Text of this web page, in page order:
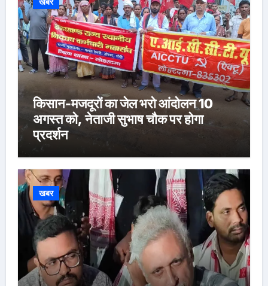
किसान-मजदूरों का जेल भरो आंदोलन 10
अगस्त को, नेताजी सुभाष चौक पर होगा
प्रदर्शन
खबर